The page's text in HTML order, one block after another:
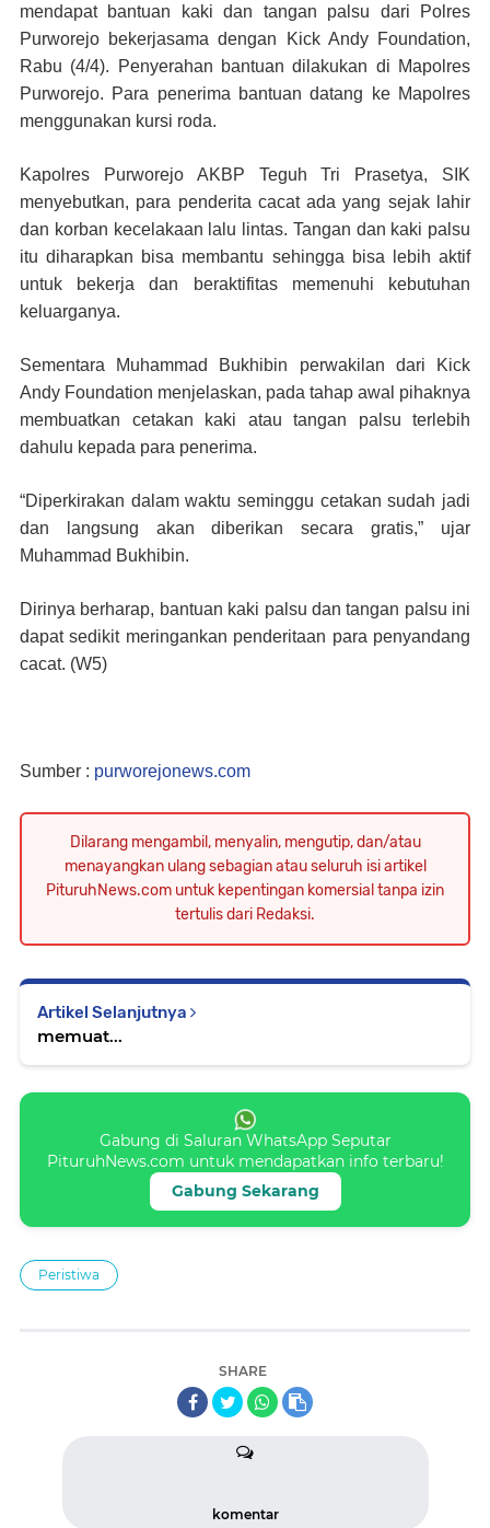
mendapat bantuan kaki dan tangan palsu dari Polres
Purworejo bekerjasama dengan Kick Andy Foundation,
Rabu (4/4). Penyerahan bantuan dilakukan di Mapolres
Purworejo. Para penerima bantuan datang ke Mapolres
menggunakan kursi roda.
Kapolres Purworejo AKBP Teguh Tri Prasetya, SIK
menyebutkan, para penderita cacat ada yang sejak lahir
dan korban kecelakaan lalu lintas. Tangan dan kaki palsu
itu diharapkan bisa membantu sehingga bisa lebih aktif
untuk bekerja dan beraktifitas memenuhi kebutuhan
keluarganya.
Sementara Muhammad Bukhibin perwakilan dari Kick
Andy Foundation menjelaskan, pada tahap awal pihaknya
membuatkan cetakan kaki atau tangan palsu terlebih
dahulu kepada para penerima.
“Diperkirakan dalam waktu seminggu cetakan sudah jadi
dan langsung akan diberikan secara gratis,” ujar
Muhammad Bukhibin.
Dirinya berharap, bantuan kaki palsu dan tangan palsu ini
dapat sedikit meringankan penderitaan para penyandang
cacat. (W5)
Sumber : purworejonews.com
Dilarang mengambil, menyalin, mengutip, dan/atau
menayangkan ulang sebagian atau seluruh isi artikel
PituruhNews.com untuk kepentingan komersial tanpa izin
tertulis dari Redaksi.
Artikel Selanjutnya
memuat...
Gabung di Saluran WhatsApp Seputar
PituruhNews.com untuk mendapatkan info terbaru!
Gabung Sekarang
Peristiwa
SHARE
komentar